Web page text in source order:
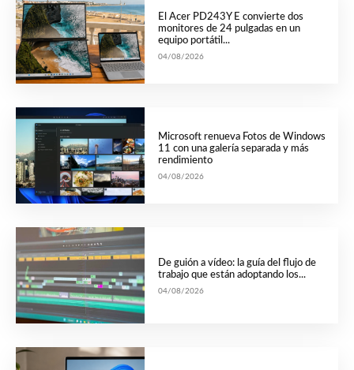
El Acer PD243Y E convierte dos
monitores de 24 pulgadas en un
equipo portátil...
04/08/2026
Microsoft renueva Fotos de Windows
11 con una galería separada y más
rendimiento
04/08/2026
De guión a vídeo: la guía del flujo de
trabajo que están adoptando los...
04/08/2026